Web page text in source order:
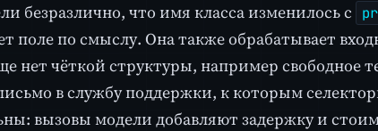
безразлично, что имя класса изменилось с
поле по смыслу. Она также обрабатывает
нет чёткой структуры, например свободное
в службу поддержки, к которым
вызовы модели добавляют задержку и